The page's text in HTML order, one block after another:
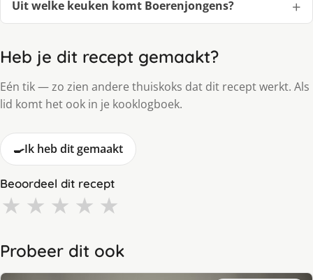
Uit welke keuken komt Boerenjongens?
Heb je dit recept gemaakt?
Eén tik — zo zien andere thuiskoks dat dit recept werkt. Als
lid komt het ook in je kooklogboek.
🍳Ik heb dit gemaakt
Beoordeel dit recept
★ ★ ★ ★ ★
Probeer dit ook